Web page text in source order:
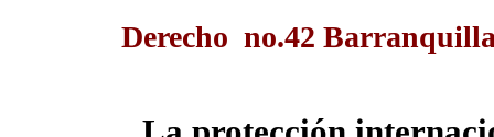
Derecho no.42